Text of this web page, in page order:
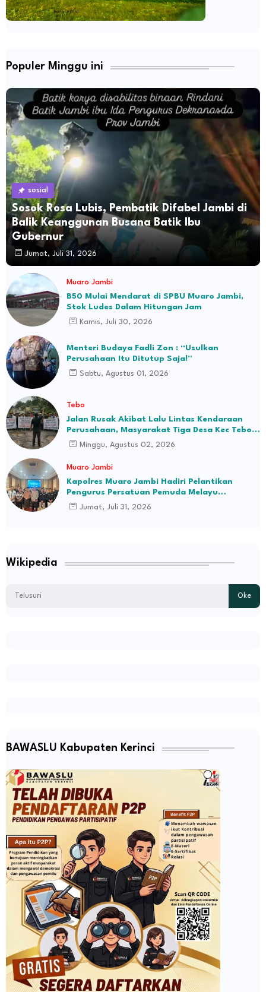
Populer Minggu ini
sosial
Sosok Rosa Lubis, Pembatik Difabel Jambi di
Balik Keanggunan Busana Batik Ibu
Gubernur
Jumat, Juli 31, 2026
Muaro Jambi
B50 Mulai Mendarat di SPBU Muaro Jambi,
Stok Ludes Dalam Hitungan Jam
Kamis, Juli 30, 2026
Menteri Budaya Fadli Zon : “Usulkan
Perusahaan Itu Ditutup Saja!”
Sabtu, Agustus 01, 2026
Tebo
Jalan Rusak Akibat Lalu Lintas Kendaraan
Perusahaan, Masyarakat Tiga Desa Kec Tebo
Ilir Bakal Blokade Jalan
Minggu, Agustus 02, 2026
Muaro Jambi
Kapolres Muaro Jambi Hadiri Pelantikan
Pengurus Persatuan Pemuda Melayu
Kabupaten Muaro Jambi Periode 2026–2031
Jumat, Juli 31, 2026
Wikipedia
BAWASLU Kabupaten Kerinci